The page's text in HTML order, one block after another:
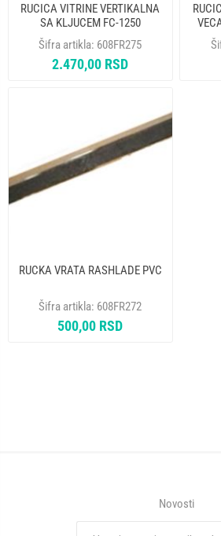
RUCICA VITRINE VERTIKALNA
SA KLJUCEM FC-1250
Šifra artikla: 608FR275
2.470,00 RSD
RUCKA VRATA RASHLADE PVC
Šifra artikla: 608FR272
500,00 RSD
Novosti